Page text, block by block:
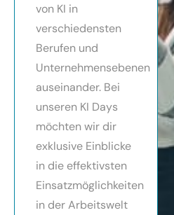
von KI in
verschiedensten
Berufen und
Unternehmensebenen
auseinander. Bei
unseren KI Days
möchten wir dir
exklusive Einblicke
in die effektivsten
Einsatzmöglichkeiten
in der Arbeitswelt
die
von KI
von
Elisabeth
teilweise
wurden für
Probleme noch
Anleitungen
bereitgestellt.
Monika
Vietz